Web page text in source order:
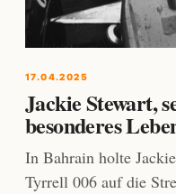
17.04.2025
Jackie Stewart,
besonderes
In Bahrain holte
Tyrrell 006 auf die